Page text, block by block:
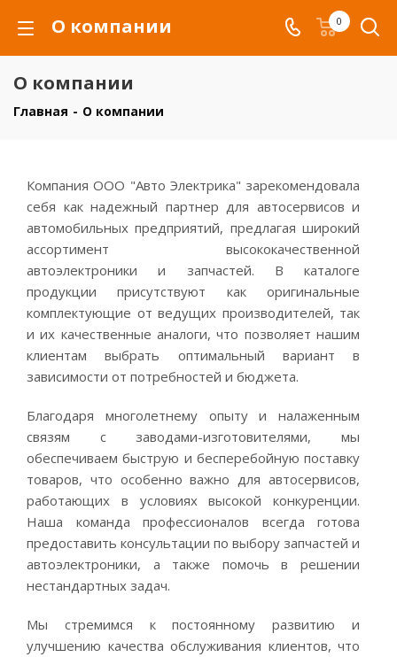
О компании 0
О компании
Главная - О компании
Компания ООО "Авто Электрика" зарекомендовала
себя как надежный партнер для автосервисов и
автомобильных предприятий, предлагая широкий
ассортимент высококачественной
автоэлектроники и запчастей. В каталоге
продукции присутствуют как оригинальные
комплектующие от ведущих производителей, так
и их качественные аналоги, что позволяет нашим
клиентам выбрать оптимальный вариант в
зависимости от потребностей и бюджета.
Благодаря многолетнему опыту и налаженным
связям с заводами-изготовителями, мы
обеспечиваем быструю и бесперебойную поставку
товаров, что особенно важно для автосервисов,
работающих в условиях высокой конкуренции.
Наша команда профессионалов всегда готова
предоставить консультации по выбору запчастей и
автоэлектроники, а также помочь в решении
нестандартных задач.
Мы стремимся к постоянному развитию и
улучшению качества обслуживания клиентов, что